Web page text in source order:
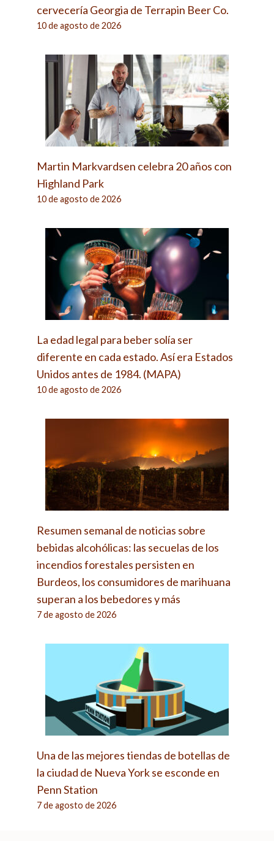
cervecería Georgia de Terrapin Beer Co.
10 de agosto de 2026
Martin Markvardsen celebra 20 años con
Highland Park
10 de agosto de 2026
La edad legal para beber solía ser
diferente en cada estado. Así era Estados
Unidos antes de 1984. (MAPA)
10 de agosto de 2026
Resumen semanal de noticias sobre
bebidas alcohólicas: las secuelas de los
incendios forestales persisten en
Burdeos, los consumidores de marihuana
superan a los bebedores y más
7 de agosto de 2026
Una de las mejores tiendas de botellas de
la ciudad de Nueva York se esconde en
Penn Station
7 de agosto de 2026